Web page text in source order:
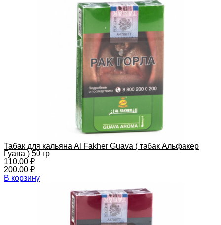
Табак для кальяна Al Fakher Guava ( табак Альфакер
Гуава ) 50 гр
110.00 ₽
200.00 ₽
В корзину